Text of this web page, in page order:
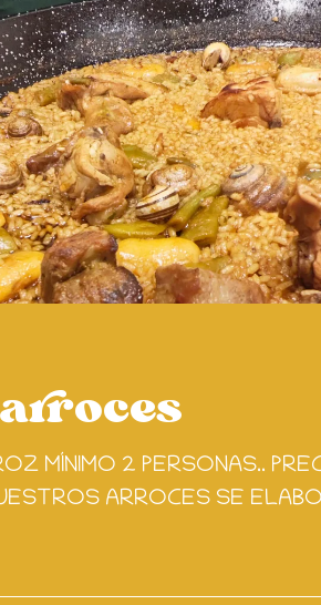
MÍNIMO 2 PERSONAS..
ARROCES SE